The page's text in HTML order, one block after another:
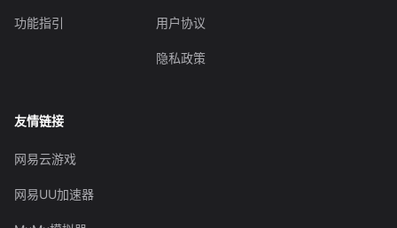
功能指引 用户协议
隐私政策
友情链接
网易云游戏
网易UU加速器